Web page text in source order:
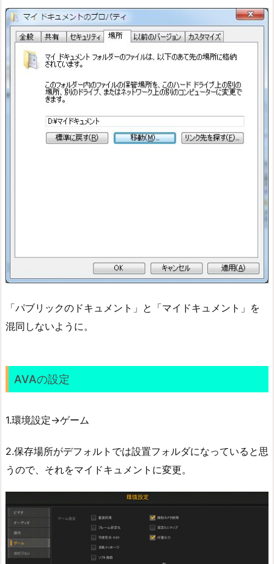
「パブリックのドキュメント」と「マイドキュメント」を
混同しないように。
AVAの設定
1.環境設定→ゲーム
2.保存場所がデフォルトでは設置フォルダになっていると思
うので、それをマイドキュメントに変更。